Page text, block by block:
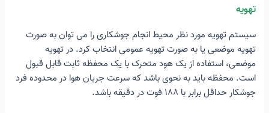
تهویه
سیستم تهویه مورد نظر محیط انجام جوشکاری را می توان به صورت
تهویه موضعی یا به صورت تهویه عمومی انتخاب کرد. در تهویه
موضعی، استفاده از یک هود متحرک با یک محفظه ثابت قابل قبول
است. محفظه باید به نحوی باشد که سرعت جریان هوا در محدوده فرد
جوشکار حداقل برابر با ۱۸۸ فوت در دقیقه باشد.